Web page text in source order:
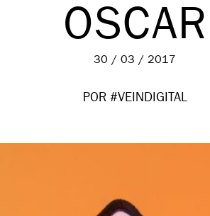
OSCAR
30 / 03 / 2017
POR #VEINDIGITAL